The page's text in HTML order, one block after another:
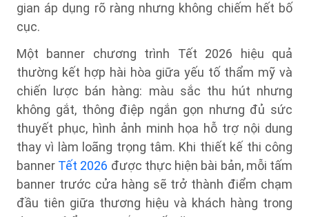
gian áp dụng rõ ràng nhưng không chiếm hết bố
cục.
Một banner chương trình Tết 2026 hiệu quả
thường kết hợp hài hòa giữa yếu tố thẩm mỹ và
chiến lược bán hàng: màu sắc thu hút nhưng
không gắt, thông điệp ngắn gọn nhưng đủ sức
thuyết phục, hình ảnh minh họa hỗ trợ nội dung
thay vì làm loãng trọng tâm. Khi thiết kế thi công
banner Tết 2026 được thực hiện bài bản, mỗi tấm
banner trước cửa hàng sẽ trở thành điểm chạm
đầu tiên giữa thương hiệu và khách hàng trong